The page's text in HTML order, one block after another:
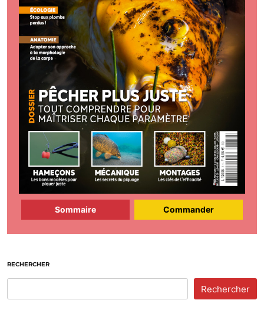
Sommaire Commander
RECHERCHER
Rechercher